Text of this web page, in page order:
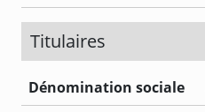
Titulaires
Dénomination sociale